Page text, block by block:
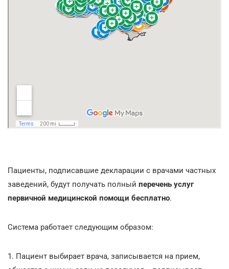
Пациенты, подписавшие декларации с врачами частных
заведений, будут получать полный перечень услуг
первичной медицинской помощи бесплатно.
Система работает следующим образом:
1. Пациент выбирает врача, записывается на прием,